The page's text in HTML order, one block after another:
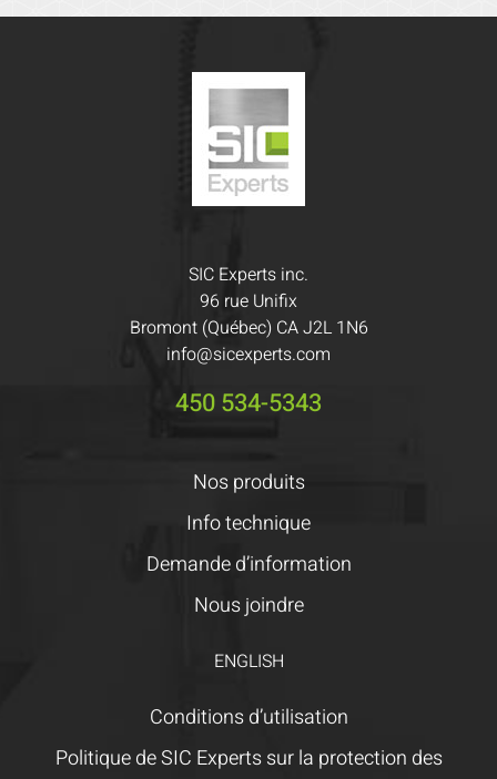
SIC Experts inc.
96 rue Unifix
Bromont (Québec) CA J2L 1N6
info@sicexperts.com
450 534-5343
Nos produits
Info technique
Demande d’information
Nous joindre
ENGLISH
Conditions d’utilisation
Politique de SIC Experts sur la protection des